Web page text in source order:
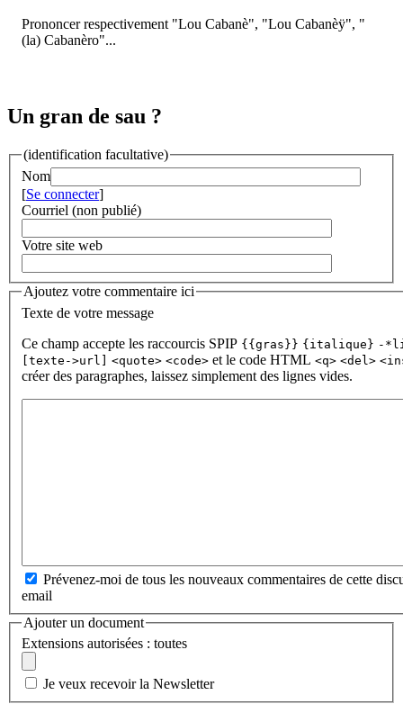
Prononcer respectivement "Lou Cabanè", "Lou Cabanèÿ", "
(la) Cabanèro"...
Un gran de sau ?
(identification facultative)
Nom
[Se connecter]
Courriel (non publié)
Votre site web
Ajoutez votre commentaire ici
Texte de votre message
Ce champ accepte les raccourcis SPIP {{gras}} {italique} -
[texte->url] <quote> <code> et le code HTML <q> <del>
créer des paragraphes, laissez simplement des lignes vides.
Prévenez-moi de tous les nouveaux commentaires de cette
email
Ajouter un document
Extensions autorisées : toutes
Je veux recevoir la Newsletter